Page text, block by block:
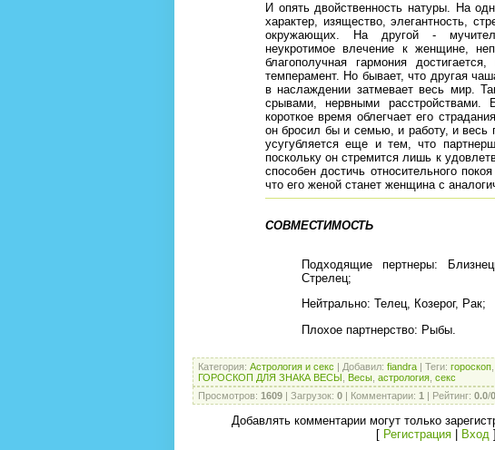
И опять двойственность натуры. На
характер, изящество, элегантность,
окружающих. На другой -
неукротимое влечение к женщине,
благополучная гармония
темперамент. Но бывает, что другая
в наслаждении затмевает весь мир.
срывами, нервными
короткое время облегчает его
он бросил бы и семью, и работу, и весь
усугубляется еще и тем, что
поскольку он стремится лишь к
способен достичь относительного
что его женой станет женщина с
СОВМЕСТИМОСТЬ
Подходящие пертнеры:
Стрелец;
Нейтрально: Телец, Козерог, Рак;
Плохое партнерство: Рыбы.
Категория: Астрология и секс Добавил: fiandra Теги: гороскоп
ГОРОСКОП ДЛЯ ЗНАКА ВЕСЫ
Весы астрология секс
Просмотров: 1609 Загрузок: 0 Комментарии: 1 Рейтинг: 0.0/0
Добавлять комментарии могут только
[ Регистрация| Вход]